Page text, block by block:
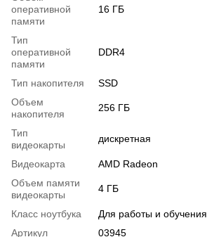
оперативной
памяти
16 ГБ
Тип
оперативной
памяти
DDR4
Тип накопителя
SSD
Объем
накопителя
256 ГБ
Тип
видеокарты
дискретная
Видеокарта
AMD Radeon
Объем памяти
видеокарты
4 ГБ
Класс ноутбука
Для работы и обучения
Артикул
03945